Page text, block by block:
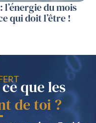
du mois
qui doit l’être !
que les
de toi ?